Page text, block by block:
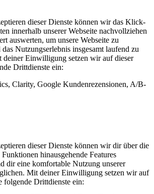
dieser Dienste können wir das Klick-
innerhalb unserer Webseite nachvollziehen
auswerten, um unsere Webseite zu
Nutzungserlebnis insgesamt laufend zu
deiner Einwilligung setzen wir auf dieser
Drittdienste ein:
Clarity, Google Kundenrezensionen, A/B-
dieser Dienste können wir dir über die
hinausgehende Features
dir eine komfortable Nutzung unserer
Mit deiner Einwilligung setzen wir auf
folgende Drittdienste ein: